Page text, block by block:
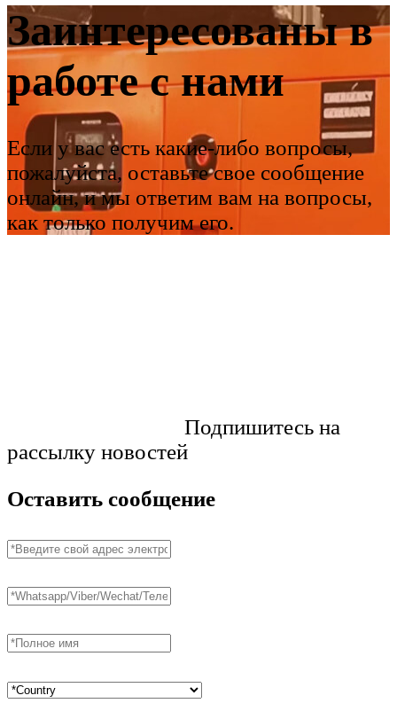
Заинтересованы в
работе с нами
Если у вас есть какие-либо вопросы,
пожалуйста, оставьте свое сообщение
онлайн, и мы ответим вам на вопросы,
как только получим его.
Подпишитесь на
рассылку новостей
Оставить сообщение